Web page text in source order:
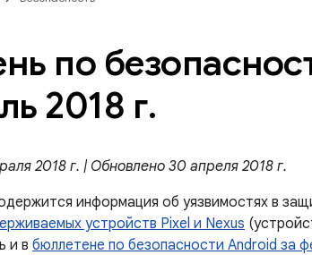
по
2018 г.
2018 г. | Обновлено 30 апреля 2018 г.
информация об уязвимостях в
устройств Pixel и Nexus
и в бюллетене по безопасности Android за